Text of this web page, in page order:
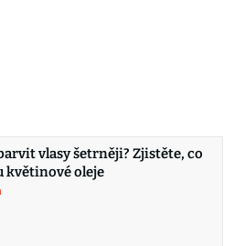
vlasy šetrněji? Zjistěte, co
květinové oleje